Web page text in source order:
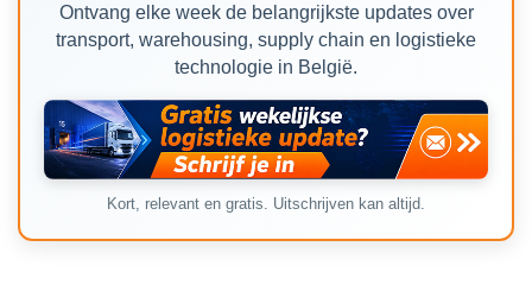
Ontvang elke week de belangrijkste updates over
transport, warehousing, supply chain en logistieke
technologie in België.
Kort, relevant en gratis. Uitschrijven kan altijd.